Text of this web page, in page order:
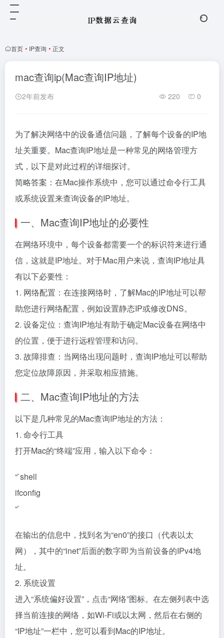
首页 • IP查询 • 正文
mac查询ip(Mac查询IP地址)
2年前发布 220 0
为了解决网络中的设备通信问题，了解每个设备的IP地
址关重要。Mac查询IP地址是一种常见的网络管理方
式，以下是对此过程的详细探讨。
简略答案：在Mac操作系统中，您可以通过命令行工具
或系统设置来查询设备的IP地址。
一、Mac查询IP地址的必要性
在网络环境中，每个设备都需要一个的标识符来进行通
信，这就是IP地址。对于Mac用户来说，查询IP地址具
有以下必要性：
1. 网络配置：在连接网络时，了解Mac的IP地址可以帮
助您进行网络配置，例如设置静态IP或修改DNS。
2. 设备定位：查询IP地址有助于确定Mac设备在网络中
的位置，便于进行远程管理和访问。
3. 故障排查：当网络出现问题时，查询IP地址可以帮助
您定位故障原因，并采取相应措施。
二、Mac查询IP地址的方法
以下是几种常见的Mac查询IP地址的方法：
1. 命令行工具
打开Mac的“终端”应用，输入以下命令：
“`shell
ifconfig
“`
在输出的信息中，找到名为“en0”的接口（代表以太
网），其中的“inet”后面的数字即为当前设备的IPv4地
址。
2. 系统设置
进入“系统偏好设置”，点击“网络”图标。在左侧列表中选
择当前连接的网络，如Wi-Fi或以太网，然后在右侧的
“IP地址”一栏中，您可以看到Mac的IP地址。